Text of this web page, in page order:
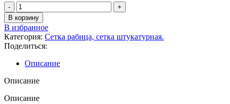
Количество
товара
Сетка
штукатурная
ЦПВС
оцинкованная
25х10х0,5мм
L9м
h1,25м
В корзину
В избранное
Категория: Сетка рабица, сетка штукатурная.
Поделиться:
Описание
Описание
Описание